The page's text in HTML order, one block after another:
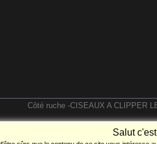
Côté ruche-CISEAUX A CLIPPER
Salut